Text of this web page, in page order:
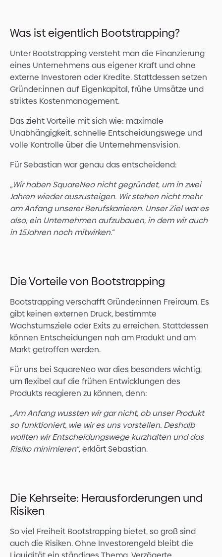
Was ist eigentlich Bootstrapping?
Unter Bootstrapping versteht man die Finanzierung
eines Unternehmens aus eigener Kraft und ohne
externe Investoren oder Kredite. Stattdessen setzen
Gründer:innen auf Eigenkapital, frühe Umsätze und
striktes Kostenmanagement.
Das zieht Vorteile mit sich wie: maximale
Unabhängigkeit, schnelle Entscheidungswege und
volle Kontrolle über die Unternehmensvision.
Für Sebastian war genau das entscheidend:
„Wir haben SquareNeo nicht gegründet, um in zwei
Jahren wieder auszusteigen. Wir stehen nicht mehr
am Anfang unserer Berufskarrieren. Unser Ziel war es
also, ein Unternehmen aufzubauen, in dem wir auch
in 15Jahren noch mitwirken.“
Die Vorteile von Bootstrapping
Bootstrapping verschafft Gründer:innen Freiraum. Es
gibt keinen externen Druck, bestimmte
Wachstumsziele oder Exits zu erreichen. Stattdessen
können Entscheidungen nah am Produkt und am
Markt getroffen werden.
Für uns bei SquareNeo war dies besonders wichtig,
um flexibel auf die frühen Entwicklungen des
Produkts reagieren zu können, denn:
„Am Anfang wussten wir gar nicht, ob unser Produkt
so funktioniert, wie wir es uns vorstellen. Deshalb
wollten wir Entscheidungswege kurzhalten und das
Risiko minimieren“, erklärt Sebastian.
Die Kehrseite: Herausforderungen und
Risiken
So viel Freiheit Bootstrapping bietet, so groß sind
auch die Risiken. Ohne Investorengeld bleibt die